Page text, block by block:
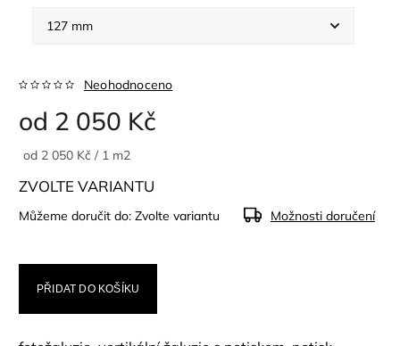
Neohodnoceno
od 2 050 Kč
od 2 050 Kč / 1 m2
ZVOLTE VARIANTU
Můžeme doručit do: Zvolte variantu Možnosti doručení
PŘIDAT DO KOŠÍKU